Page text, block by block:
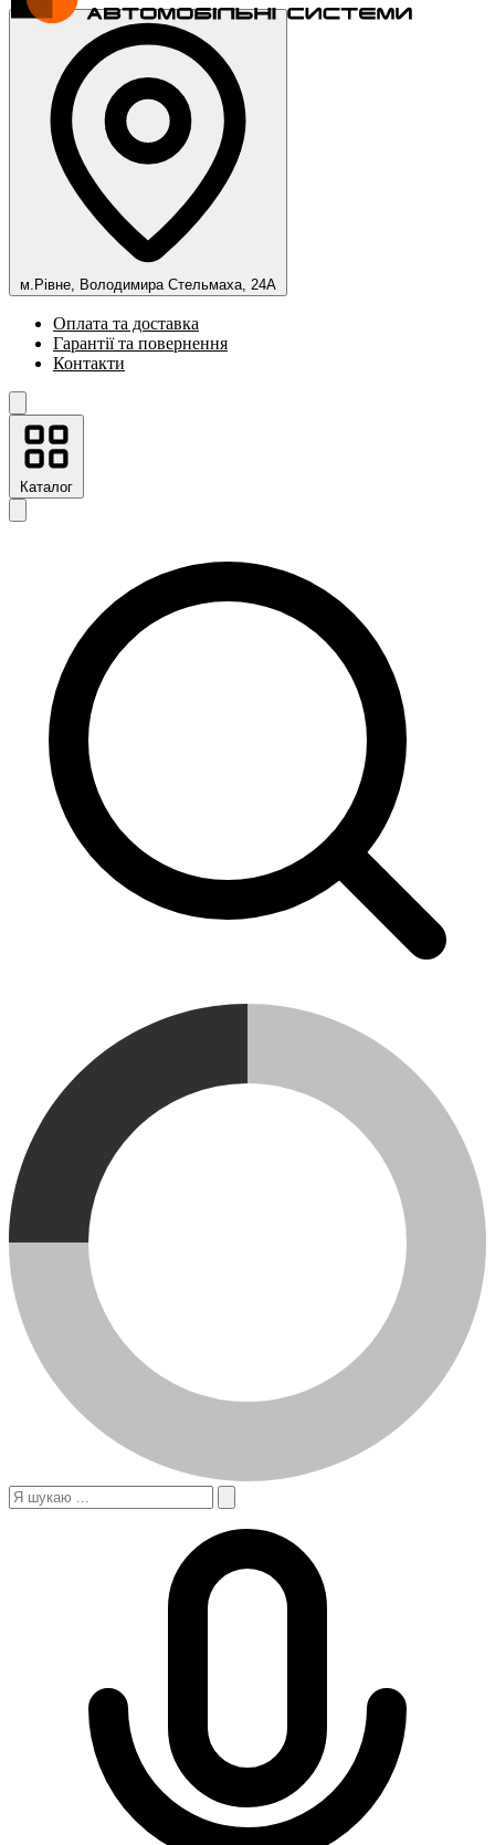
м.Рівне, Володимира Стельмаха, 24А
Оплата та доставка
Гарантії та повернення
Контакти
Каталог